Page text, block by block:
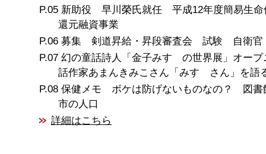
新助役 早川榮氏就任 平成12年度簡易生命
還元融資事業
募集 剣道昇給・昇段審査会 試験 自衛官
幻の童話詩人「金子みすゞの世界展」オー
話作家あまんきみこさん「みすゞさん」を語
保健メモ ボケは防げないものなの？ 図
市の人口
詳細はこちら